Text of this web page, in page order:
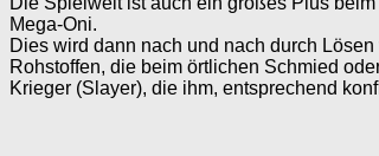
Mega-Oni.
Dies wird dann nach und nach durch
Rohstoffen, die beim örtlichen Schmied
Krieger (Slayer), die ihm, entsprechend